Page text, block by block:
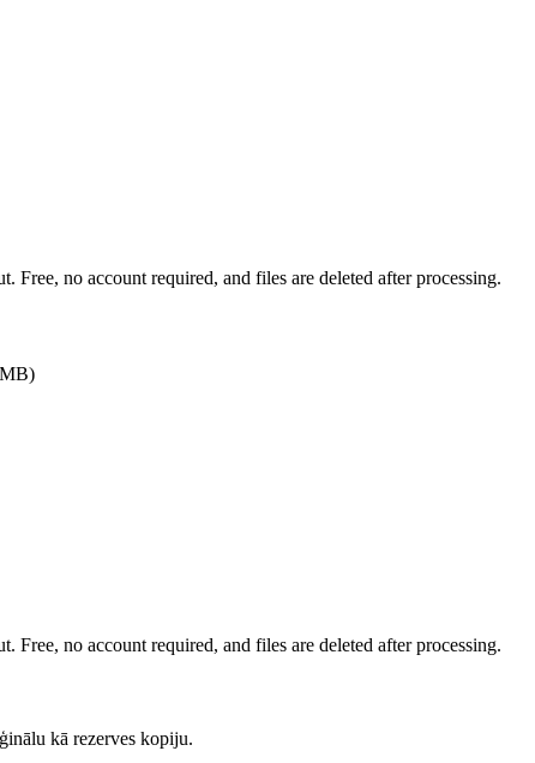
no account required, and files are deleted after processing.
no account required, and files are deleted after processing.
kā rezerves kopiju.